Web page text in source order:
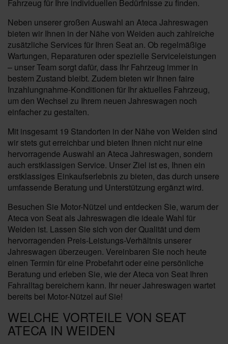
Fahrzeug für Ihre individuellen Bedürfnisse zu finden.
Neben unserer großen Auswahl an Ateca Jahreswagen
bieten wir Ihnen in der Nähe von Weiden auch zahlreiche
zusätzliche Services für Ihren Seat an. Ob regelmäßige
Wartungen, Reparaturen oder spezielle Serviceleistungen
– unser Team sorgt dafür, dass Ihr Fahrzeug immer in
bestem Zustand bleibt. Zudem bieten wir Ihnen faire
Inzahlungnahme-Konditionen für Ihr aktuelles Fahrzeug,
um den Wechsel zu Ihrem neuen Jahreswagen noch
einfacher zu gestalten.
Mit insgesamt 19 Standorten in der Nähe von Weiden sind
wir stets gut erreichbar und bieten Ihnen nicht nur eine
hervorragende Auswahl an Ateca Jahreswagen, sondern
auch erstklassigen Service. Unser Ziel ist es, Ihnen ein
erstklassiges Einkaufserlebnis zu bieten, das durch unsere
umfassende Beratung und Unterstützung ergänzt wird.
Besuchen Sie Motor-Nützel und entdecken Sie, warum der
Ateca von Seat als Jahreswagen die ideale Wahl für
Weiden ist. Lassen Sie sich von der Qualität und dem
hervorragenden Preis-Leistungs-Verhältnis unserer
Jahreswagen überzeugen. Vereinbaren Sie noch heute
einen Termin für eine Probefahrt oder eine persönliche
Beratung und erleben Sie, wie der Ateca von Seat Ihren
Fahralltag bereichern kann. Ihr neuer Jahreswagen wartet
bereits bei Motor-Nützel auf Sie!
WELCHE VORTEILE VON SEAT
ATECA IN WEIDEN